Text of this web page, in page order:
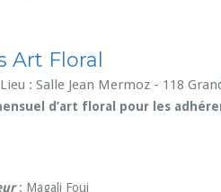
Art Floral
Lieu : Salle Jean Mermoz - 118
d’art floral pour les
: Magali Foui